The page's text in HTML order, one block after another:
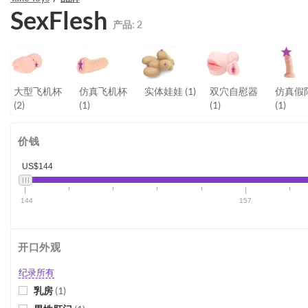
SexFlesh 产品: 2
大型飞机杯
(2)
仿真飞机杯
(1)
实体娃娃 (1)
双穴自慰器
(1)
仿真假
(1)
价钱
US$144
144 157
开口外观
纪录所有
乳房 (1)